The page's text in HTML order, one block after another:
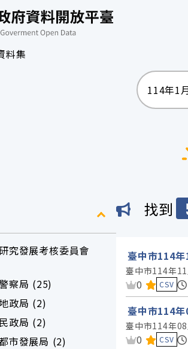
府資料開放平
料集
究發展考核委員會
察局 (25)
政局 (2)
政局 (2)
市發展局 (2)
找到
臺中市114
臺中市114年
資料集評
0 CSV
臺中市114
臺中市114年
資料集評
0 CSV